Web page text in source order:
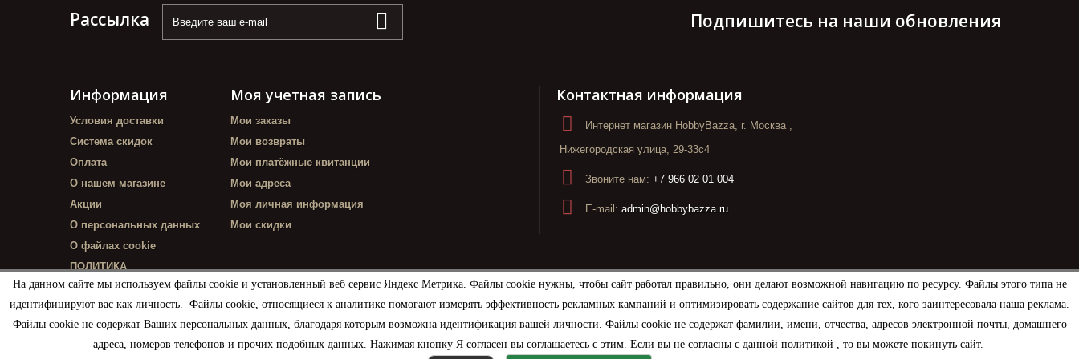
На данном сайте мы используем файлы cookie и установленный веб сервис Яндекс Метрика. Файлы cookie нужны, чтобы сайт работал правильно, они делают возможной навигацию по ресурсу. Файлы этого типа не
идентифицируют вас как личность. Файлы cookie, относящиеся к аналитике помогают измерять эффективность рекламных кампаний и оптимизировать содержание сайтов для тех, кого заинтересовала наша реклама.
Файлы cookie не содержат Ваших персональных данных, благодаря которым возможна идентификация вашей личности. Файлы cookie не содержат фамилии, имени, отчества, адресов электронной почты, домашнего
адреса, номеров телефонов и прочих подобных данных. Нажимая кнопку Я согласен вы соглашаетесь с этим. Если вы не согласны с данной политикой , то вы можете покинуть сайт.
Рассылка Подпишитесь на наши обновления
Информация
Условия доставки
Система скидок
Оплата
О нашем магазине
Акции
О персональных данных
О файлах cookie
ПОЛИТИКА
КОНФИДЕНЦИАЛЬНОСТИ
Моя учетная запись
Мои заказы
Мои возвраты
Мои платёжные квитанции
Мои адреса
Моя личная информация
Мои скидки
Контактная информация
Интернет магазин HobbyBazza, г. Москва ,
Нижегородская улица, 29-33с4
Звоните нам: +7 966 02 01 004
E-mail: admin@hobbybazza.ru